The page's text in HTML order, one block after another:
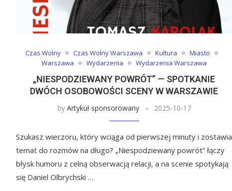
Czas Wolny Czas Wolny Warszawa Kultura
Miasto
Warszawa
Wydarzenia Wydarzenia Warszawa
„NIESPODZIEWANY POWRÓT” — SPOTKANIE
DWÓCH OSOBOWOŚCI SCENY W WARSZAWIE
by Artykuł sponsorowany 2025-10-17
Szukasz wieczoru, który wciąga od pierwszej minuty i zostawia
temat do rozmów na długo? „Niespodziewany powrót” łączy
błysk humoru z celną obserwacją relacji, a na scenie spotykają
się Daniel Olbrychski …